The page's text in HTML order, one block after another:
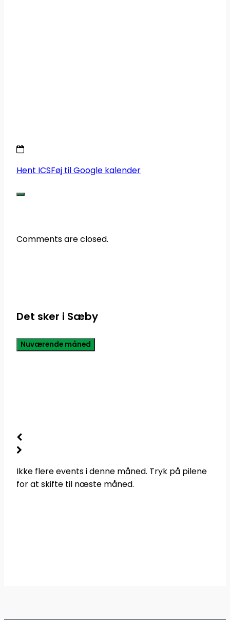
Hent ICSFøj til Google kalender
Comments are closed.
Det sker i Sæby
Nuværende måned
Ikke flere events i denne måned. Tryk på pilene
for at skifte til næste måned.